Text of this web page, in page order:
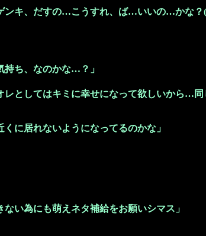
キ、だすの…こうすれ、ば…いいの…かな？(
持ち、なのかな…？」
レとしてはキミに幸せになって欲しいから…
くに居れないようになってるのかな」
い為にも萌えネタ補給をお願いシマス」